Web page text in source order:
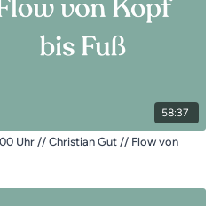
58:37
Uhr // Christian Gut // Flow von